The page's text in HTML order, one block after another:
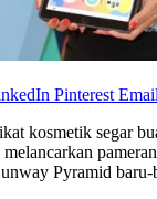
Pinterest Email
kosmetik segar
Pyramid baru-